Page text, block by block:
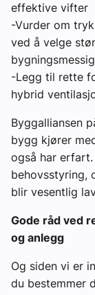
effektive vifter
-Vurder om
ved å velge
-Legg til rette
hybrid
Byggalliansen
bygg kjører
også har
behovsstyring,
blir vesentlig
Gode råd ved
og anlegg
Og siden vi er
du bestemmer